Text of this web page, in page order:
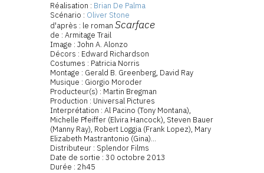
Réalisation : Brian De Palma
Scénario : Oliver Stone
d'après : le roman Scarface
de : Armitage Trail
Image : John A. Alonzo
Décors : Edward Richardson
Costumes : Patricia Norris
Montage : Gerald B. Greenberg, David Ray
Musique : Giorgio Moroder
Producteur(s) : Martin Bregman
Production : Universal Pictures
Interprétation : Al Pacino (Tony Montana),
Michelle Pfeiffer (Elvira Hancock), Steven Bauer
(Manny Ray), Robert Loggia (Frank Lopez), Mary
Elizabeth Mastrantonio (Gina)...
Distributeur : Splendor Films
Date de sortie : 30 octobre 2013
Durée : 2h45